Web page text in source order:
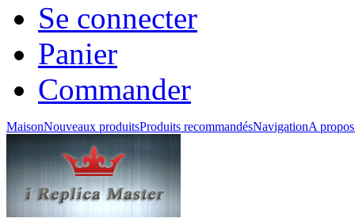
Se connecter
Panier
Commander
MaisonNouveaux produitsProduits recommandésNavigationA